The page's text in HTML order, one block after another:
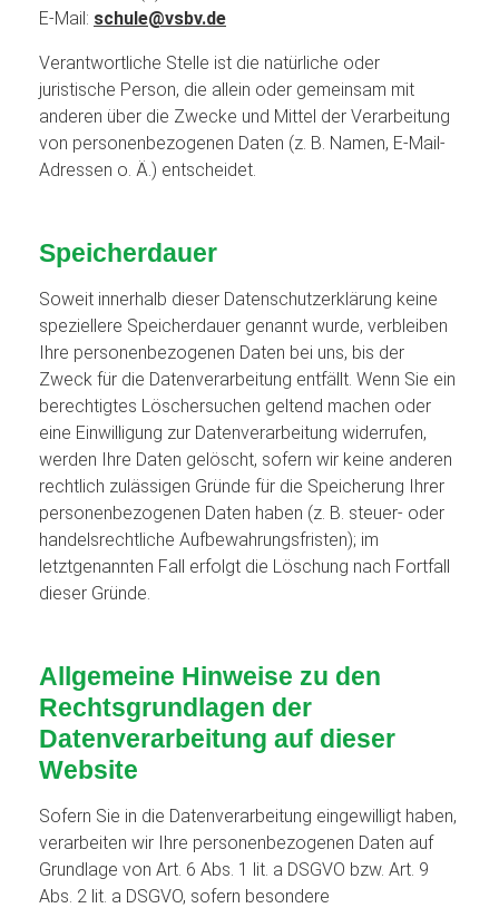
E-Mail: schule@vsbv.de
Verantwortliche Stelle ist die natürliche oder
juristische Person, die allein oder gemeinsam mit
anderen über die Zwecke und Mittel der Verarbeitung
von personenbezogenen Daten (z. B. Namen, E-Mail-
Adressen o. Ä.) entscheidet.
Speicherdauer
Soweit innerhalb dieser Datenschutzerklärung keine
speziellere Speicherdauer genannt wurde, verbleiben
Ihre personenbezogenen Daten bei uns, bis der
Zweck für die Datenverarbeitung entfällt. Wenn Sie ein
berechtigtes Löschersuchen geltend machen oder
eine Einwilligung zur Datenverarbeitung widerrufen,
werden Ihre Daten gelöscht, sofern wir keine anderen
rechtlich zulässigen Gründe für die Speicherung Ihrer
personenbezogenen Daten haben (z. B. steuer- oder
handelsrechtliche Aufbewahrungsfristen); im
letztgenannten Fall erfolgt die Löschung nach Fortfall
dieser Gründe.
Allgemeine Hinweise zu den
Rechtsgrundlagen der
Datenverarbeitung auf dieser
Website
Sofern Sie in die Datenverarbeitung eingewilligt haben,
verarbeiten wir Ihre personenbezogenen Daten auf
Grundlage von Art. 6 Abs. 1 lit. a DSGVO bzw. Art. 9
Abs. 2 lit. a DSGVO, sofern besondere